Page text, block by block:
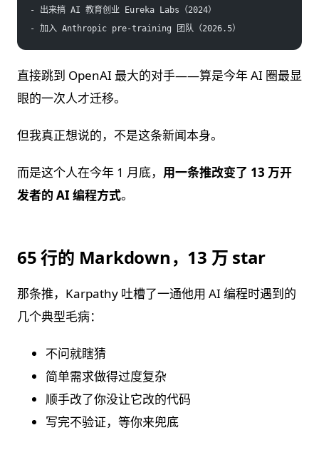
- 出来搞 AI 教育创业 Eureka Labs（2024）
- 加入 Anthropic pre-training 团队（2026.5）
直接跳到 OpenAI 最大的对手——算是今年 AI 圈最显
眼的一次人才迁移。
但我真正想说的，不是这条新闻本身。
而是这个人在今年 1 月底， 用一条推改变了 13 万开
发者的 AI 编程方式。
65 行的 Markdown，13 万 star
那条推，Karpathy 吐槽了一通他用 AI 编程时遇到的
几个典型毛病：
不问就瞎猜
简单需求做得过度复杂
顺手改了你没让它改的代码
写完不验证，等你来兜底